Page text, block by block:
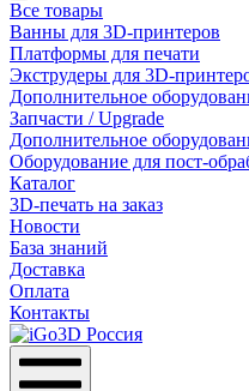
Все товары
Ванны для 3D-принтеров
Платформы для печати
Экструдеры для 3D-
Дополнительное
Запчасти / Upgrade
Дополнительное
Оборудование для пост-
Каталог
3D-печать на заказ
Новости
База знаний
Доставка
Оплата
Контакты